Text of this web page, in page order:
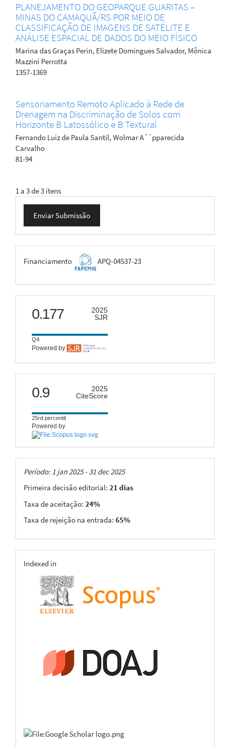
PLANEJAMENTO DO GEOPARQUE GUARITAS –
MINAS DO CAMAQUÃ/RS POR MEIO DE
CLASSIFICAÇÃO DE IMAGENS DE SATÉLITE E
ANÁLISE ESPACIAL DE DADOS DO MEIO FÍSICO
Marina das Graças Perin, Elizete Domingues Salvador, Mônica
Mazzini Perrotta
1357-1369
Sensoriamento Remoto Aplicado à Rede de
Drenagem na Discriminação de Solos com
Horizonte B Latossólico e B Textural
Fernando Luiz de Paula Santil, Wolmar A´´pparecida
Carvalho
81-94
1 a 3 de 3 itens
Enviar
Submissão
Enviar Submissão
FAPEMIG
Financiamento APQ-04537-23
scimago
0.177
2025
SJR
Q4
Powered by
citescore
0.9
2025
CiteScore
25rd percentil
Powered by
Taxas
Período: 1 jan 2025 - 31 dec 2025
Primeira decisão editorial: 21 dias
Taxa de aceitação: 24%
Taxa de rejeição na entrada: 65%
indexing
Indexed in